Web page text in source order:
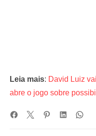
Leia mais: David Luiz
abre o jogo sobre